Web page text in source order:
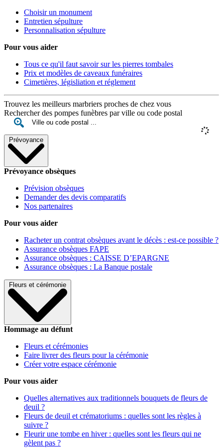
Choisir un monument
Entretien sépulture
Personnalisation sépulture
Pour vous aider
Tous ce qu'il faut savoir sur les pierres tombales
Prix et modèles de caveaux funéraires
Cimetières, législiation et réglement
Trouvez les meilleurs marbriers proches de chez vous
Rechercher des pompes funèbres par ville ou code postal
Prévoyance
Prévoyance obsèques
Prévision obsèques
Demander des devis comparatifs
Nos partenaires
Pour vous aider
Racheter un contrat obsèques avant le décès : est-ce possible ?
Assurance obsèques FAPE
Assurance obsèques : CAISSE D’EPARGNE
Assurance obsèques : La Banque postale
Fleurs et cérémonie
Hommage au défunt
Fleurs et cérémonies
Faire livrer des fleurs pour la cérémonie
Créer votre espace cérémonie
Pour vous aider
Quelles alternatives aux traditionnels bouquets de fleurs de
deuil ?
Fleurs de deuil et crématoriums : quelles sont les règles à
suivre ?
Fleurir une tombe en hiver : quelles sont les fleurs qui ne
gèlent pas ?